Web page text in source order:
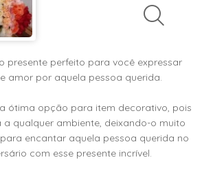
presente perfeito para você expressar
amor por aquela pessoa querida.
ótima opção para item decorativo, pois
a qualquer ambiente, deixando-o muito
encantar aquela pessoa querida no
com esse presente incrível.